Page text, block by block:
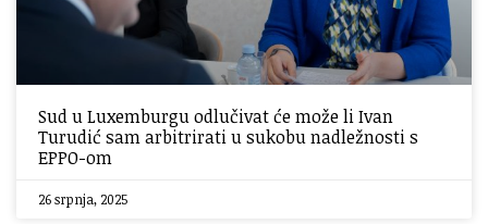
Sud u Luxemburgu odlučivat će može li Ivan
Turudić sam arbitrirati u sukobu nadležnosti s
EPPO-om
26 srpnja, 2025